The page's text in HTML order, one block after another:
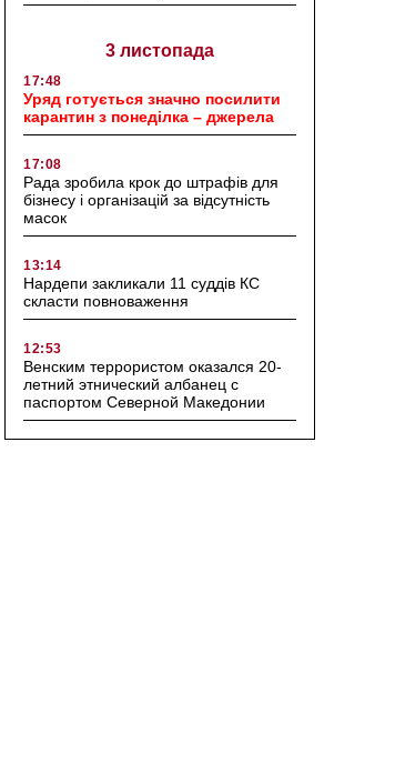
3 листопада
17:48
Уряд готується значно посилити
карантин з понеділка – джерела
17:08
Рада зробила крок до штрафів для
бізнесу і організацій за відсутність
масок
13:14
Нардепи закликали 11 суддів КС
скласти повноваження
12:53
Венским террористом оказался 20-
летний этнический албанец с
паспортом Северной Македонии